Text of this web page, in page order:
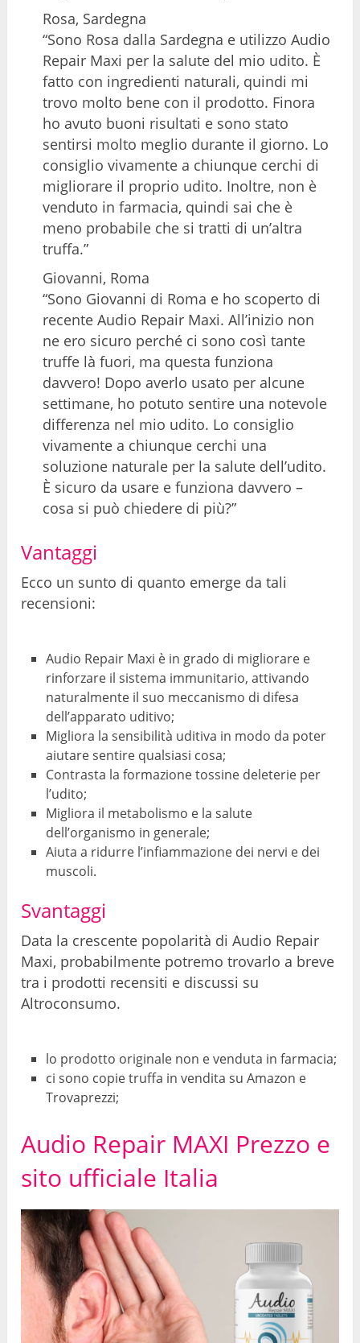
Rosa, Sardegna
“Sono Rosa dalla Sardegna e utilizzo Audio
Repair Maxi per la salute del mio udito. È
fatto con ingredienti naturali, quindi mi
trovo molto bene con il prodotto. Finora
ho avuto buoni risultati e sono stato
sentirsi molto meglio durante il giorno. Lo
consiglio vivamente a chiunque cerchi di
migliorare il proprio udito. Inoltre, non è
venduto in farmacia, quindi sai che è
meno probabile che si tratti di un’altra
truffa.”
Giovanni, Roma
“Sono Giovanni di Roma e ho scoperto di
recente Audio Repair Maxi. All’inizio non
ne ero sicuro perché ci sono così tante
truffe là fuori, ma questa funziona
davvero! Dopo averlo usato per alcune
settimane, ho potuto sentire una notevole
differenza nel mio udito. Lo consiglio
vivamente a chiunque cerchi una
soluzione naturale per la salute dell’udito.
È sicuro da usare e funziona davvero –
cosa si può chiedere di più?”
Vantaggi
Ecco un sunto di quanto emerge da tali
recensioni:
Audio Repair Maxi è in grado di migliorare e
rinforzare il sistema immunitario, attivando
naturalmente il suo meccanismo di difesa
dell’apparato uditivo;
Migliora la sensibilità uditiva in modo da poter
aiutare sentire qualsiasi cosa;
Contrasta la formazione tossine deleterie per
l’udito;
Migliora il metabolismo e la salute
dell’organismo in generale;
Aiuta a ridurre l’infiammazione dei nervi e dei
muscoli.
Svantaggi
Data la crescente popolarità di Audio Repair
Maxi, probabilmente potremo trovarlo a breve
tra i prodotti recensiti e discussi su
Altroconsumo.
lo prodotto originale non e venduta in farmacia;
ci sono copie truffa in vendita su Amazon e
Trovaprezzi;
Audio Repair MAXI Prezzo e
sito ufficiale Italia